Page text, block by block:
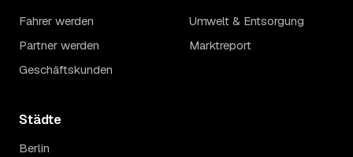
Fahrer werden
Partner werden
Geschäftskunden
Umwelt & Entsorgung
Marktreport
Städte
Berlin